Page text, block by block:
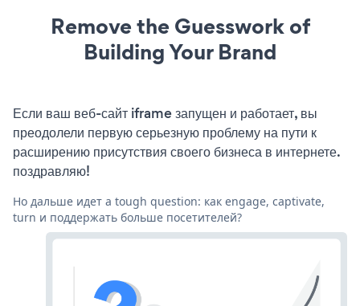
Remove the Guesswork of
Building Your Brand
Если ваш веб-сайт iframe запущен и работает, вы
преодолели первую серьезную проблему на пути к
расширению присутствия своего бизнеса в интернете.
поздравляю!
Но дальше идет a tough question: как engage, captivate,
turn и поддержать больше посетителей?